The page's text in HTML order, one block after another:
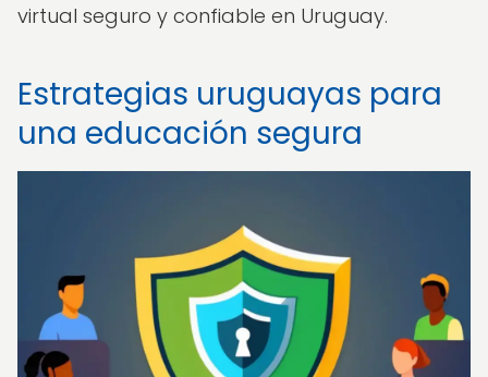
virtual seguro y confiable en Uruguay.
Estrategias uruguayas para
una educación segura